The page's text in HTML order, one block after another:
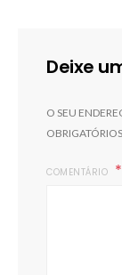
Deixe
O SEU
COMENTÁRIO